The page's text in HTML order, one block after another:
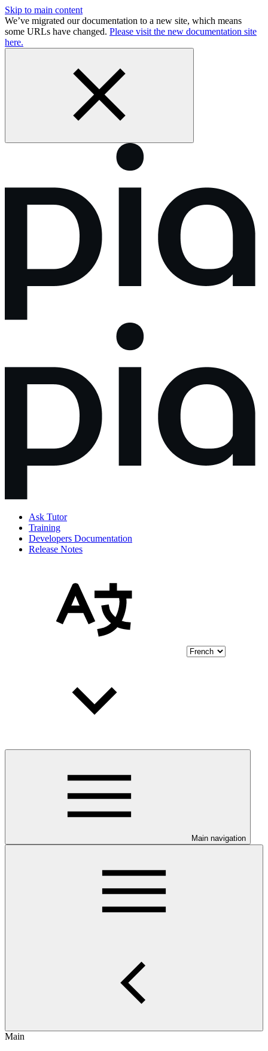
Skip to main content
We’ve migrated our documentation to a new site, which means
some URLs have changed. Please visit the new documentation site
here.
Ask Tutor
Training
Developers Documentation
Release Notes
Main navigation
Main